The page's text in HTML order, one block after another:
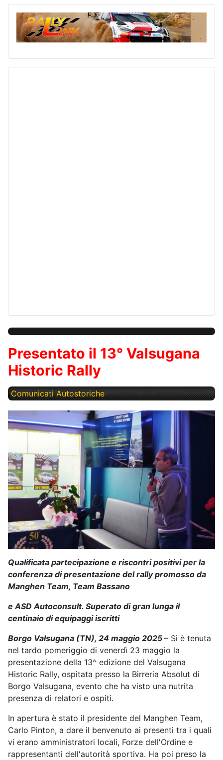
Presentato il 13° Valsugana
Historic Rally
Comunicati Autostoriche Lunedì, 26 Maggio 2025
Qualificata partecipazione e riscontri positivi per la
conferenza di presentazione del rally promosso da
Manghen Team, Team Bassano
e ASD Autoconsult. Superato di gran lunga il
centinaio di equipaggi iscritti
Borgo Valsugana (TN), 24 maggio 2025 – Si è tenuta
nel tardo pomeriggio di venerdì 23 maggio la
presentazione della 13^ edizione del Valsugana
Historic Rally, ospitata presso la Birreria Absolut di
Borgo Valsugana, evento che ha visto una nutrita
presenza di relatori e ospiti.
In apertura è stato il presidente del Manghen Team,
Carlo Pinton, a dare il benvenuto ai presenti tra i quali
vi erano amministratori locali, Forze dell'Ordine e
rappresentanti dell'autorità sportiva. Ha poi preso la